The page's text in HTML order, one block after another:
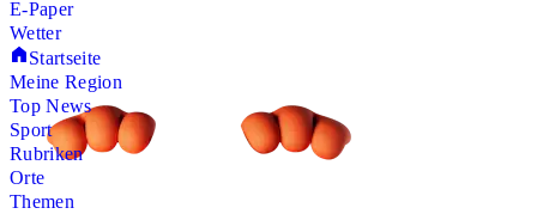
E-Paper
Wetter
Startseite
Meine Region
Top News
Sport
Rubriken
Orte
Themen